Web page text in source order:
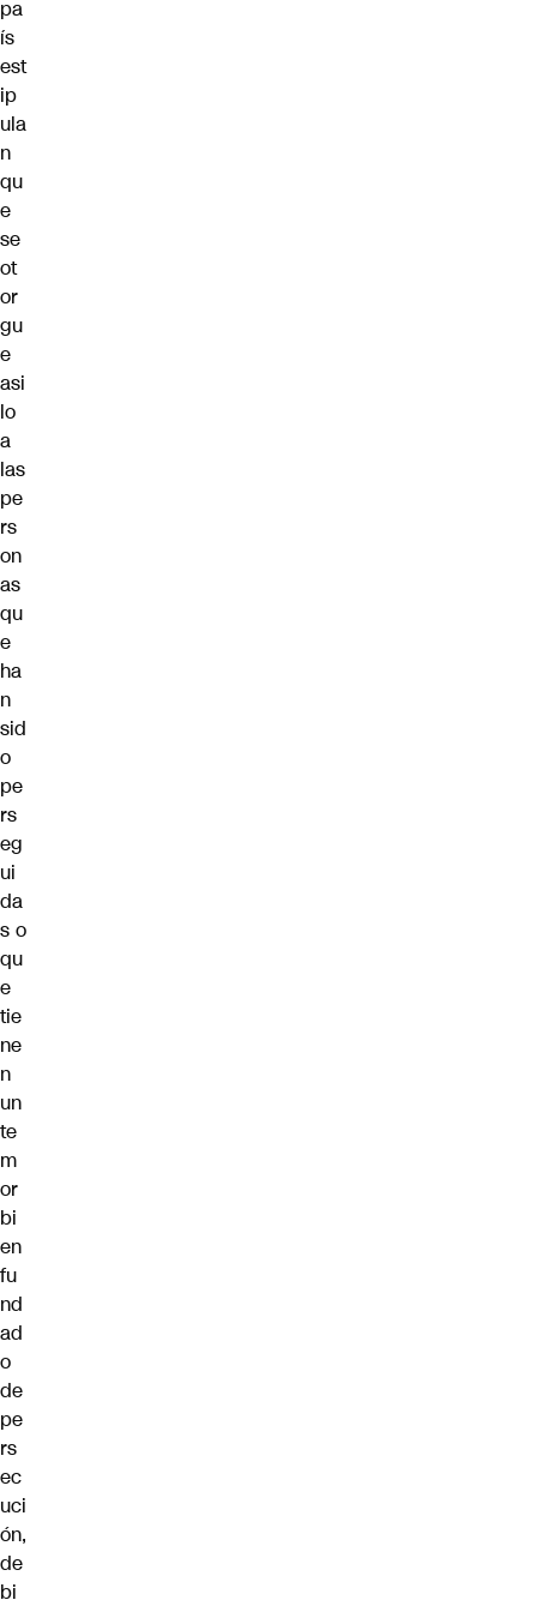
pa
ís
est
ip
ula
n
qu
e
se
ot
or
gu
e
asi
lo
a
las
pe
rs
on
as
qu
e
ha
n
sid
o
pe
rs
eg
ui
da
s o
qu
e
tie
ne
n
un
te
m
or
bi
en
fu
nd
ad
o
de
pe
rs
ec
uci
ón,
de
bi